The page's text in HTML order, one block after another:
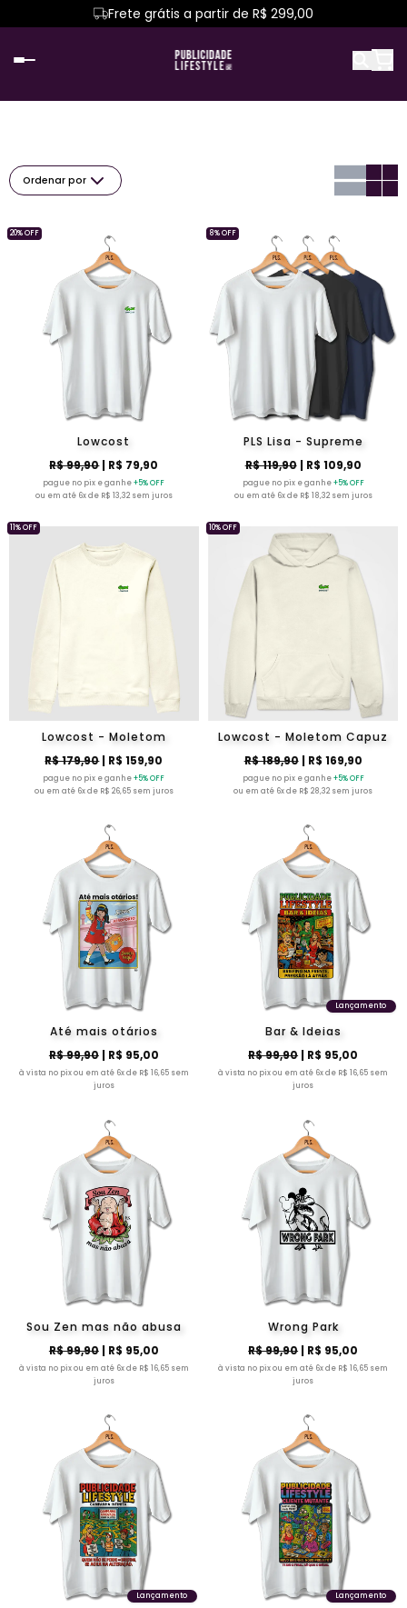
Frete grátis a partir de R$ 299,00
Ordenar por
Lowcost
R$ 99,90| R$ 79,90
pague no pix e ganhe+5% OFF
ou em até 6x de R$ 13,32 sem juros
20% OFF
PLS Lisa - Supreme
R$ 119,90| R$ 109,90
pague no pix e ganhe+5% OFF
ou em até 6x de R$ 18,32 sem juros
8% OFF
Lowcost - Moletom
R$ 179,90| R$ 159,90
pague no pix e ganhe+5% OFF
ou em até 6x de R$ 26,65 sem juros
11% OFF
Lowcost - Moletom Capuz
R$ 189,90| R$ 169,90
pague no pix e ganhe+5% OFF
ou em até 6x de R$ 28,32 sem juros
10% OFF
Até mais otários
R$ 99,90| R$ 95,00
à vista no pix ou em até 6x de R$ 16,65 sem
juros
Lançamento
Bar & Ideias
R$ 99,90| R$ 95,00
à vista no pix ou em até 6x de R$ 16,65 sem
juros
Sou Zen mas não abusa
R$ 99,90| R$ 95,00
à vista no pix ou em até 6x de R$ 16,65 sem
juros
Wrong Park
R$ 99,90| R$ 95,00
à vista no pix ou em até 6x de R$ 16,65 sem
juros
Lançamento Lançamento